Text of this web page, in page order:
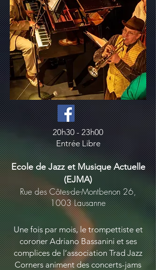
20h30 - 23h00
Entrée Libre
Ecole de Jazz et Musique Actuelle
(EJMA)
Rue des Côtes-de-Montbenon 26,
1003 Lausanne
Une fois par mois, le trompettiste et
coroner Adriano Bassaniniet ses
complices de l’association Trad Jazz
Corners animent des concerts-jams